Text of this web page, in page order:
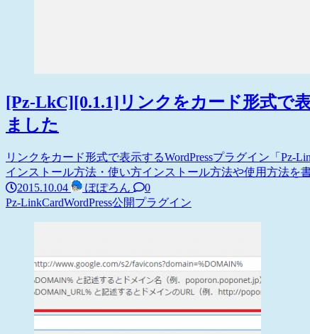
[Pz-LkC][0.1.1]リンクをカード形式で
ました
リンクをカード形式で表示するWordPressプラグイン「Pz-
インストール方法・使い方インストール方法や使用方法を
2015.10.04
ぽぽろん
0
Pz-LinkCardWordPress公開プラグイン